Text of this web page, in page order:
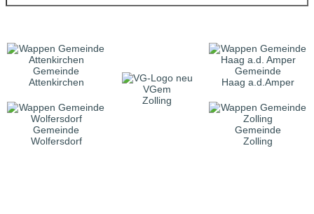
Gemeinde
Attenkirchen
VGem
Zolling
Gemeinde
Haag a.d.Amper
Gemeinde
Wolfersdorf
Gemeinde
Zolling